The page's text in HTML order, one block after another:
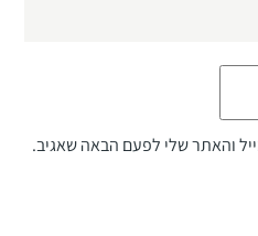
והאתר שלי לפעם הבאה שאגיב.